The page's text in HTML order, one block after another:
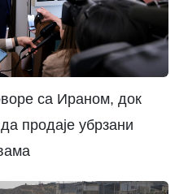
са Ираном, док
продаје убрзани